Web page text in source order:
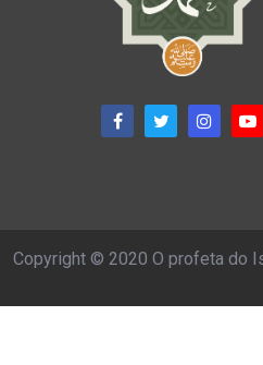
Copyright © 2020 O profeta do